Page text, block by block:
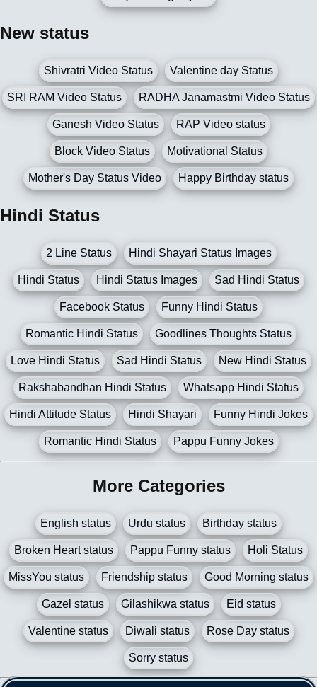
New status
Shivratri Video Status Valentine day Status
SRI RAM Video Status RADHA Janamastmi Video Status
Ganesh Video Status RAP Video status
Block Video Status Motivational Status
Mother's Day Status Video Happy Birthday status
Hindi Status
2 Line Status Hindi Shayari Status Images
Hindi Status Hindi Status Images Sad Hindi Status
Facebook Status Funny Hindi Status
Romantic Hindi Status Goodlines Thoughts Status
Love Hindi Status Sad Hindi Status New Hindi Status
Rakshabandhan Hindi Status Whatsapp Hindi Status
Hindi Attitude Status Hindi Shayari Funny Hindi Jokes
Romantic Hindi Status Pappu Funny Jokes
More Categories
English status Urdu status Birthday status
Broken Heart status Pappu Funny status Holi Status
MissYou status Friendship status Good Morning status
Gazel status Gilashikwa status Eid status
Valentine status Diwali status Rose Day status
Sorry status